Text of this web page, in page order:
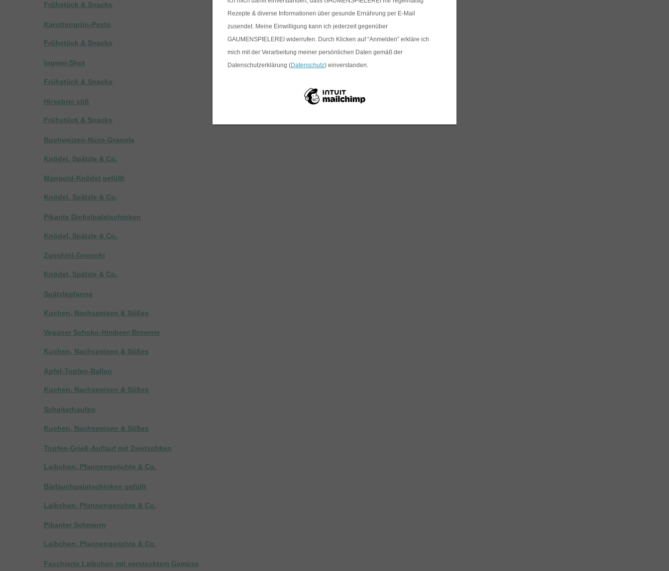
Frühstück & Snacks
Karottengrün-Pesto
Frühstück & Snacks
Ingwer-Shot
Frühstück & Snacks
Hirsebrei süß
Frühstück & Snacks
Buchweizen-Nuss-Granola
Knödel, Spätzle & Co.
Mangold-Knödel gefüllt
Knödel, Spätzle & Co.
Pikante Dinkelpalatschinken
Knödel, Spätzle & Co.
Zucchini-Gnocchi
Knödel, Spätzle & Co.
Spätzlepfanne
Kuchen, Nachspeisen & Süßes
Veganer Schoko-Himbeer-Brownie
Kuchen, Nachspeisen & Süßes
Apfel-Topfen-Ballen
Kuchen, Nachspeisen & Süßes
Scheiterhaufen
Kuchen, Nachspeisen & Süßes
Topfen-Grieß-Auflauf mit Zwetschken
Laibchen, Pfannengerichte & Co.
Bärlauchpalatschinken gefüllt
Laibchen, Pfannengerichte & Co.
Pikanter Schmarrn
Laibchen, Pfannengerichte & Co.
Faschierte Laibchen mit verstecktem Gemüse